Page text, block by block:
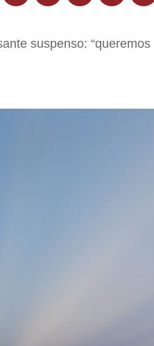
suspenso: “queremos